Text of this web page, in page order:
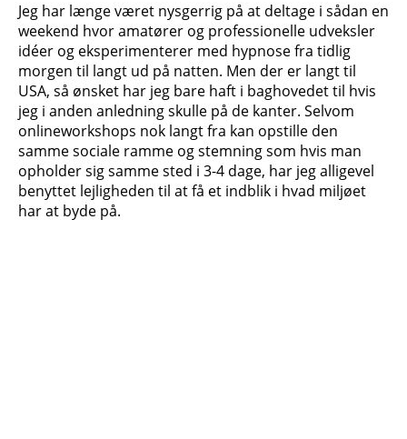
Jeg har længe været nysgerrig på at deltage i sådan en
weekend hvor amatører og professionelle udveksler
idéer og eksperimenterer med hypnose fra tidlig
morgen til langt ud på natten. Men der er langt til
USA, så ønsket har jeg bare haft i baghovedet til hvis
jeg i anden anledning skulle på de kanter. Selvom
onlineworkshops nok langt fra kan opstille den
samme sociale ramme og stemning som hvis man
opholder sig samme sted i 3-4 dage, har jeg alligevel
benyttet lejligheden til at få et indblik i hvad miljøet
har at byde på.